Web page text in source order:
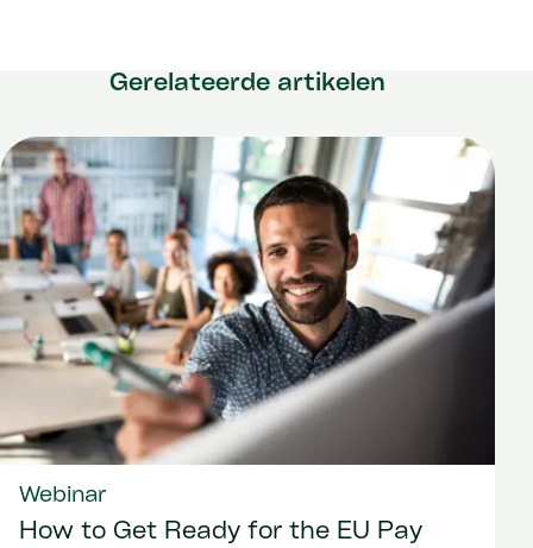
Gerelateerde artikelen
Webinar
How to Get Ready for the EU Pay